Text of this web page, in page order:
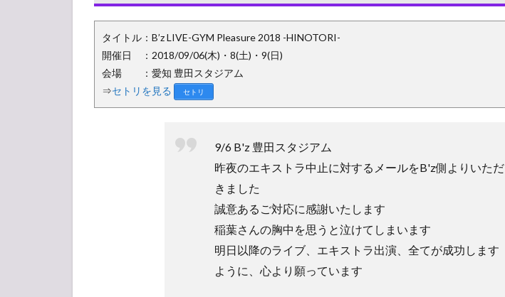
タジアム
1.1
グッ
ズ販
売
所・
物販
タイトル：B’z LIVE-GYM Pleasure 2018 -HINOTORI-
開催日 ：2018/09/06(木)・8(土)・9(日)
会場 ：愛知 豊田スタジアム
⇒セトリを見る セトリ
9/6 B'z 豊田スタジアム
昨夜のエキストラ中止に対するメールをB'z側よりいただ
きました
誠意あるご対応に感謝いたします
稲葉さんの胸中を思うと泣けてしまいます
明日以降のライブ、エキストラ出演、全てが成功します
ように、心より願っています